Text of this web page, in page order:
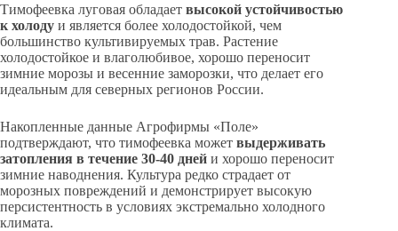
Тимофеевка луговая обладает высокой устойчивостью
к холоду и является более холодостойкой, чем
большинство культивируемых трав. Растение
холодостойкое и влаголюбивое, хорошо переносит
зимние морозы и весенние заморозки, что делает его
идеальным для северных регионов России.
Накопленные данные Агрофирмы «Поле»
подтверждают, что тимофеевка может выдерживать
затопления в течение 30-40 дней и хорошо переносит
зимние наводнения. Культура редко страдает от
морозных повреждений и демонстрирует высокую
персистентность в условиях экстремально холодного
климата.